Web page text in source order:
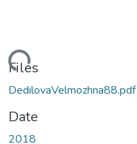
Loading...
Files
DedilovaVelmozhna88.pdf
Date
2018